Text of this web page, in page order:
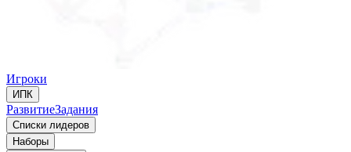
Игроки
ИПК
РазвитиеЗадания
Списки лидеров
Наборы